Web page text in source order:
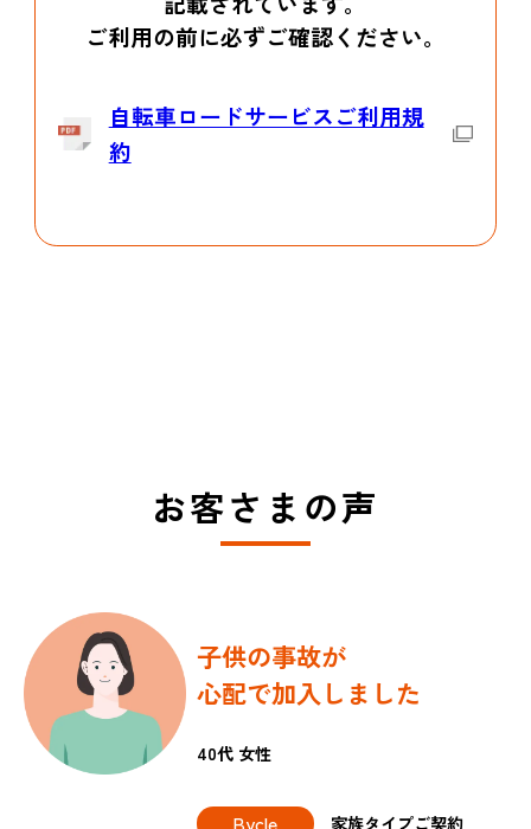
ご利用の前に必ずご確認ください。
自転車ロードサービスご利用規
約
お客さまの声
子供の事故が
心配で加入しました
40代 女性
Bycle 家族タイプご契約